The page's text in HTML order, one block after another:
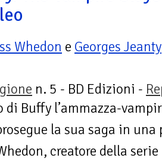
Whedon e Georges Jeanty
n. 5 - BD Edizioni -
di Buffy l’ammazza-
la sua saga in
creatore della